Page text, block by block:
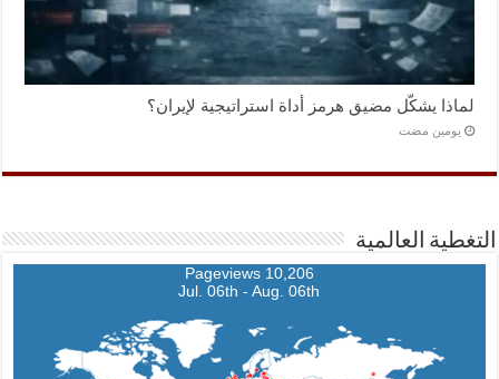
لماذا يشكّل مضيق هرمز أداة استراتيجية لإيران؟
‏يومين مضت
التغطية العالمية
10,206 Pageviews
Jul. 06th - Aug. 06th